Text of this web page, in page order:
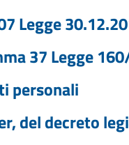
Legge
37 Legge
personali
del decreto